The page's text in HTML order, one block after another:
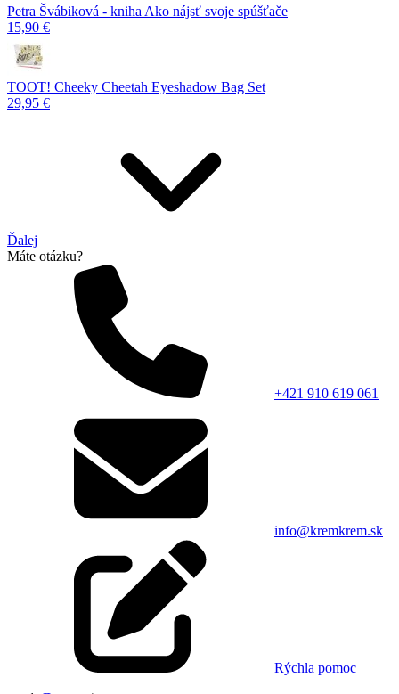
Petra Švábiková - kniha Ako nájsť svoje spúšťače
15,90 €
TOOT! Cheeky Cheetah Eyeshadow Bag Set
29,95 €
Ďalej
Máte otázku?
+421 910 619 061
info@kremkrem.sk
Rýchla pomoc